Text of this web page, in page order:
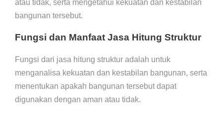
atau tidak, serta mengetahui kekuatan dan kestabilan
bangunan tersebut.
Fungsi dan Manfaat Jasa Hitung Struktur
Fungsi dari jasa hitung struktur adalah untuk
menganalisa kekuatan dan kestabilan bangunan, serta
menentukan apakah bangunan tersebut dapat
digunakan dengan aman atau tidak.